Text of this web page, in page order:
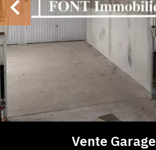
Vente Garage